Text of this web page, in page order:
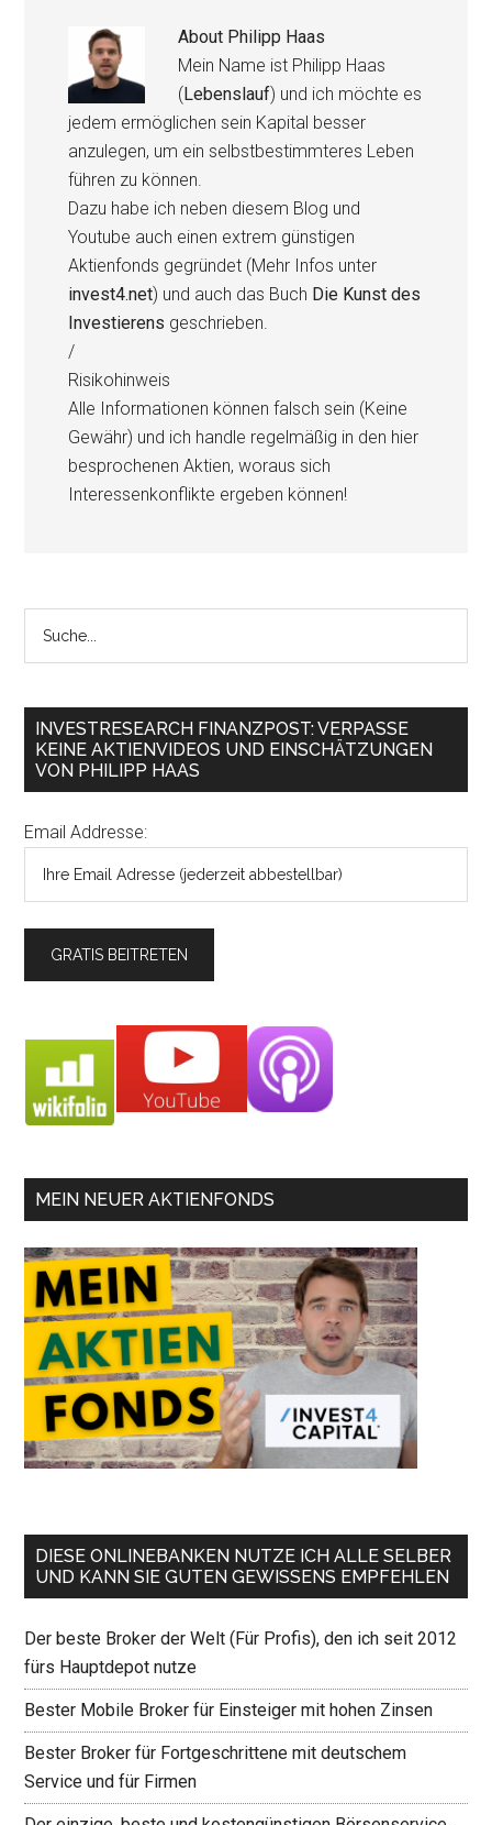
About Philipp Haas
Mein Name ist Philipp Haas
(Lebenslauf) und ich möchte es
jedem ermöglichen sein Kapital besser
anzulegen, um ein selbstbestimmteres Leben
führen zu können.
Dazu habe ich neben diesem Blog und
Youtube auch einen extrem günstigen
Aktienfonds gegründet (Mehr Infos unter
invest4.net) und auch das Buch Die Kunst des
Investierens geschrieben.
/
Risikohinweis
Alle Informationen können falsch sein (Keine
Gewähr) und ich handle regelmäßig in den hier
besprochenen Aktien, woraus sich
Interessenkonflikte ergeben können!
INVESTRESEARCH FINANZPOST: VERPASSE
KEINE AKTIENVIDEOS UND EINSCHÄTZUNGEN
VON PHILIPP HAAS
Email Addresse:
MEIN NEUER AKTIENFONDS
DIESE ONLINEBANKEN NUTZE ICH ALLE SELBER
UND KANN SIE GUTEN GEWISSENS EMPFEHLEN
Der beste Broker der Welt (Für Profis), den ich seit 2012
fürs Hauptdepot nutze
Bester Mobile Broker für Einsteiger mit hohen Zinsen
Bester Broker für Fortgeschrittene mit deutschem
Service und für Firmen